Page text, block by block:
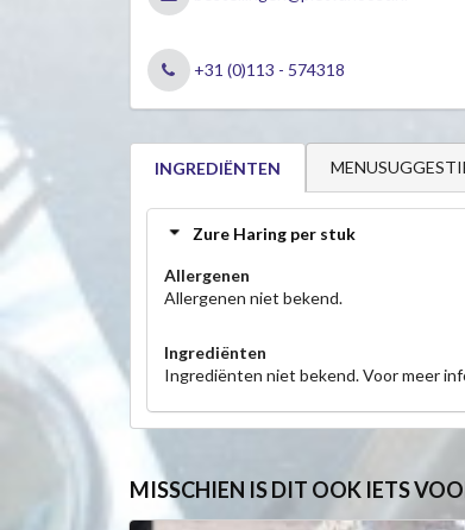
+31 (0)113 - 574318
INGREDIËNTEN
Zure Haring per stuk
Allergenen
Allergenen niet bekend.
Ingrediënten
Ingrediënten niet bekend. Voor meer
MISSCHIEN IS DIT OOK IETS